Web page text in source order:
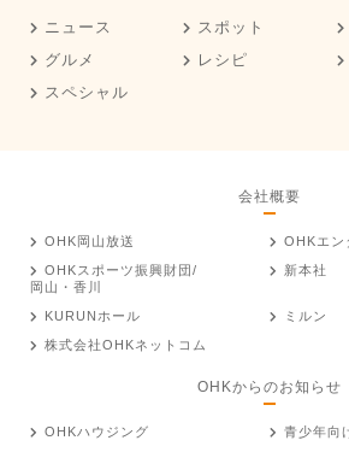
ニュース スポット
グルメ
レシピ
スペシャル
会社概要
OHK岡山放送
OHKエン
OHKスポーツ振興財団/
岡山・香川
新本社
KURUNホール
ミルン
株式会社OHKネットコム
OHKからのお知らせ
OHKハウジング 青少年向